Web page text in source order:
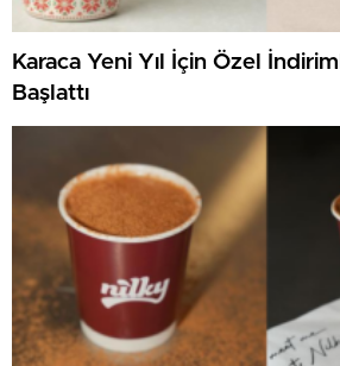
Karaca Yeni Yıl İçin Özel
Başlattı